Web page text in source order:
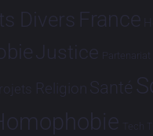
Divers France
Justice Partenariat
Religion Santé
Tech